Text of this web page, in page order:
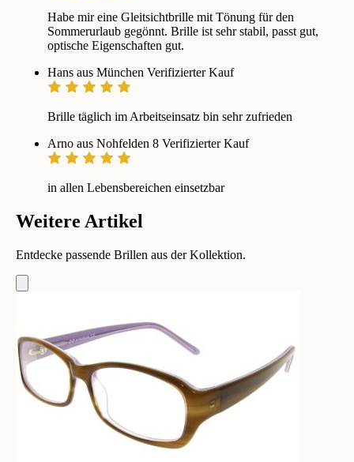
Habe mir eine Gleitsichtbrille mit Tönung für den
Sommerurlaub gegönnt. Brille ist sehr stabil, passt gut,
optische Eigenschaften gut.
Hans aus München Verifizierter Kauf
Brille täglich im Arbeitseinsatz bin sehr zufrieden
Arno aus Nohfelden 8 Verifizierter Kauf
in allen Lebensbereichen einsetzbar
Weitere Artikel
Entdecke passende Brillen aus der Kollektion.